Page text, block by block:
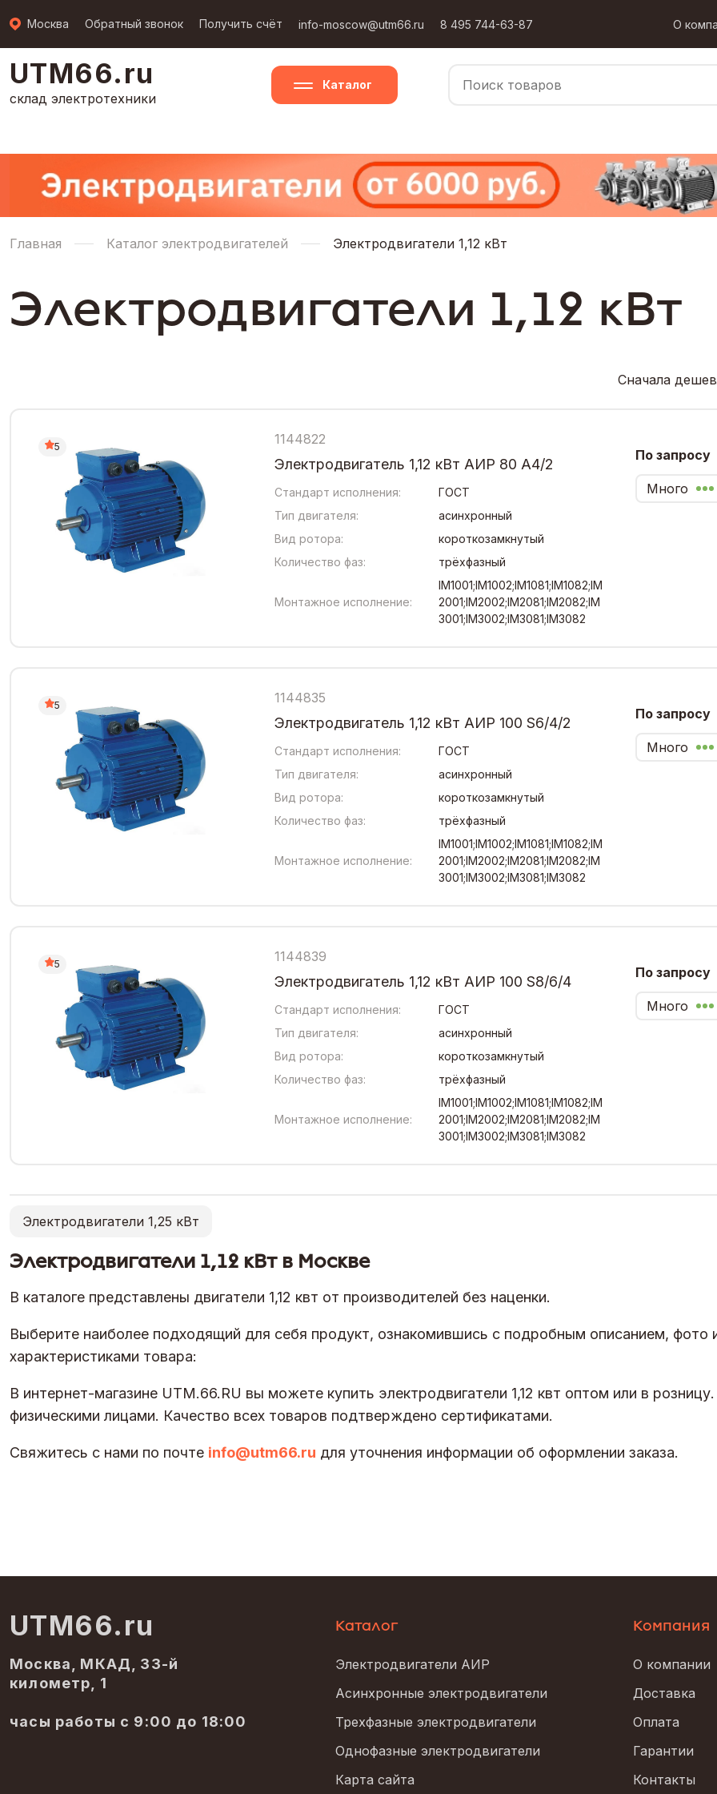
Москва Обратный звонок Получить счёт info-moscow@utm66.ru 8 495 744-63-87 О
UTM66.ru
склад электротехники
Каталог
Главная Каталог электродвигателей Электродвигатели 1,12 кВт
Электродвигатели 1,12 кВт
Сначала
5 1144822
Электродвигатель 1,12 кВт АИР 80 А4/2
Стандарт исполнения:
ГОСТ
Тип двигателя:
асинхронный
Вид ротора:
короткозамкнутый
Количество фаз:
трёхфазный
Монтажное исполнение:
IM1001;IM1002;IM1081;IM1082;IM
2001;IM2002;IM2081;IM2082;IM
3001;IM3002;IM3081;IM3082
По запросу
Много
5 1144835
Электродвигатель 1,12 кВт АИР 100 S6/4/2
Стандарт исполнения:
ГОСТ
Тип двигателя:
асинхронный
Вид ротора:
короткозамкнутый
Количество фаз:
трёхфазный
Монтажное исполнение:
IM1001;IM1002;IM1081;IM1082;IM
2001;IM2002;IM2081;IM2082;IM
3001;IM3002;IM3081;IM3082
По запросу
Много
5 1144839
Электродвигатель 1,12 кВт АИР 100 S8/6/4
Стандарт исполнения:
ГОСТ
Тип двигателя:
асинхронный
Вид ротора:
короткозамкнутый
Количество фаз:
трёхфазный
Монтажное исполнение:
IM1001;IM1002;IM1081;IM1082;IM
2001;IM2002;IM2081;IM2082;IM
3001;IM3002;IM3081;IM3082
По запросу
Много
Электродвигатели 1,25 кВт
Электродвигатели 1,12 кВт в Москве
В каталоге представлены двигатели 1,12 квт от производителей без наценки.
Выберите наиболее подходящий для себя продукт, ознакомившись с подробным описанием,
характеристиками товара:
В интернет-магазине UTM.66.RU вы можете купить электродвигатели 1,12 квт оптом или в
физическими лицами. Качество всех товаров подтверждено сертификатами.
Свяжитесь с нами по почте info@utm66.ru для уточнения информации об оформлении заказа.
UTM66.ru
Москва, МКАД, 33-й
километр, 1
часы работы с 9:00 до 18:00
Каталог
Электродвигатели АИР
Асинхронные электродвигатели
Трехфазные электродвигатели
Однофазные электродвигатели
Карта сайта
Компания
О компании
Доставка
Оплата
Гарантии
Контакты